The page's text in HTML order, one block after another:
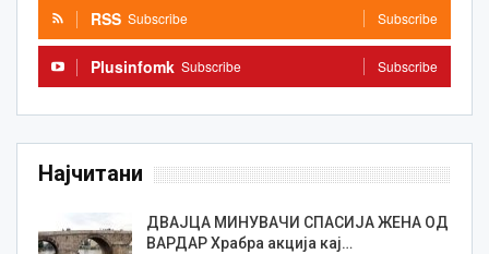
RSS Subscribe Subscribe
Plusinfomk Subscribe Subscribe
Најчитани
ДВАЈЦА МИНУВАЧИ СПАСИЈА ЖЕНА ОД
ВАРДАР Храбра акција кај…